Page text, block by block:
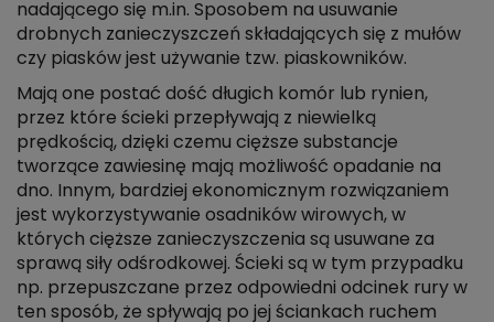
nadającego się m.in. Sposobem na usuwanie
drobnych zanieczyszczeń składających się z mułów
czy piasków jest używanie tzw. piaskowników.
Mają one postać dość długich komór lub rynien,
przez które ścieki przepływają z niewielką
prędkością, dzięki czemu cięższe substancje
tworzące zawiesinę mają możliwość opadanie na
dno. Innym, bardziej ekonomicznym rozwiązaniem
jest wykorzystywanie osadników wirowych, w
których cięższe zanieczyszczenia są usuwane za
sprawą siły odśrodkowej. Ścieki są w tym przypadku
np. przepuszczane przez odpowiedni odcinek rury w
ten sposób, że spływają po jej ściankach ruchem